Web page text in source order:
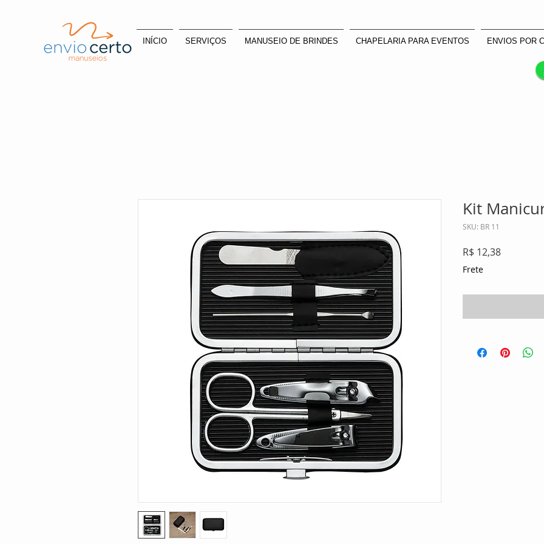
INÍCIO SERVIÇOS MANUSEIO DE BRINDES CHAPELARIA PARA EVENTOS ENVIOS POR
Kit
SKU: BR 11
R$ 12,38Preço
Frete